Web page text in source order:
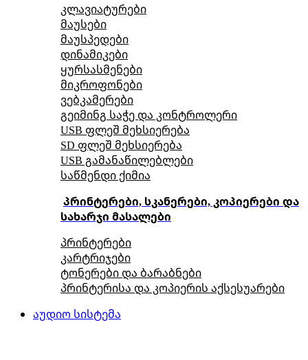
კლავიატურები
მაუსები
მაუსპედები
დინამიკები
ყურსასმენები
მიკროფონები
ვებკამერები
გეიმინგ საჭე და კონტროლერი
USB ფლეშ მეხსიერება
SD ფლეშ მეხსიერება
USB გამანაწილებლები
საწმენდი ქიმია
პრინტერები, სკანერები, კოპიერები და
სახარჯი მასალები
პრინტერები
კარტრიჯები
ტონერები და ბარაბნები
პრინტერისა და კოპიერის აქსესუარები
აუდიო სისტემა